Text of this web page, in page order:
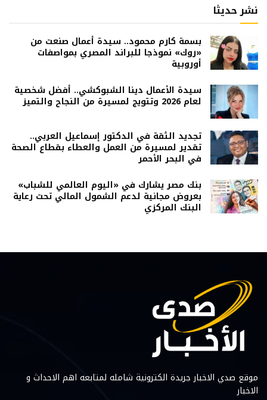
نشر حديثا
بسمة كارم محمود.. سيدة أعمال صنعت من
«روك» نموذجا للبراند المصري بمواصفات
أوروبية
سيدة الأعمال دينا الشبوكشي.. أفضل شخصية
لعام 2026 وتتويج لمسيرة من النجاح والتميز
تجديد الثقة في الدكتور إسماعيل العربي..
تقدير لمسيرة من العمل والعطاء بقطاع الصحة
في البحر الأحمر
بنك مصر يشارك في «اليوم العالمي للشباب»
بعروض مجانية لدعم الشمول المالي تحت رعاية
البنك المركزي
موقع صدي الاخبار جريدة الكترونية شامله لمتابعه اهم الاحداث و
الاخبار